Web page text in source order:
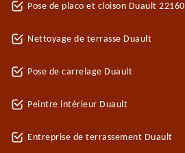
Pose de placo et cloison Duault 22160
Nettoyage de terrasse Duault
Pose de carrelage Duault
Peintre intérieur Duault
Entreprise de terrassement Duault